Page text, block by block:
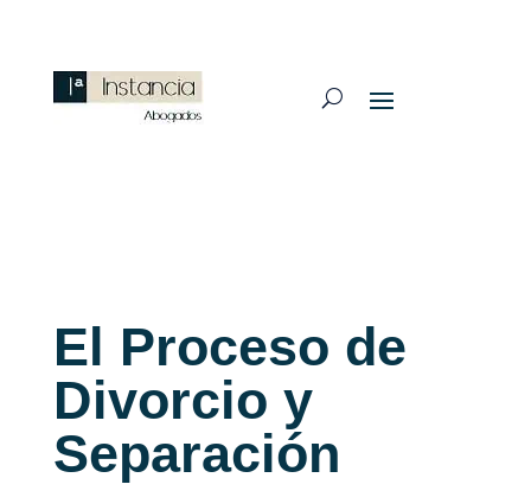
El Proceso de
Divorcio y
Separación